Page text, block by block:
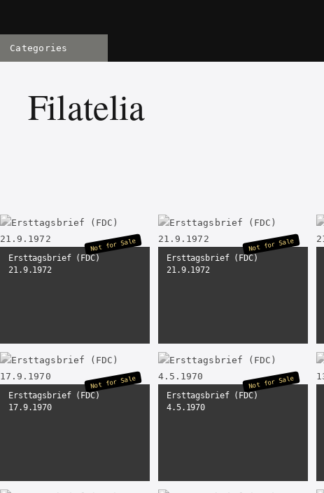
Categories
Filatelia
Ersttagsbrief (FDC)
21.9.1972
Not for Sale
Ersttagsbrief (FDC)
21.9.1972
Not for Sale
Ersttagsbrief (FDC)
17.9.1970
Not for Sale
Ersttagsbrief (FDC)
4.5.1970
Not for Sale